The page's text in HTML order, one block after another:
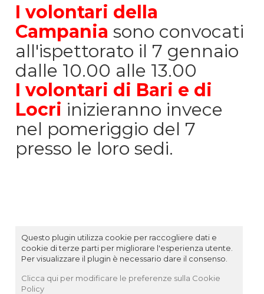
I volontari della
Campania sono convocati
all'ispettorato il 7 gennaio
dalle 10.00 alle 13.00
I volontari di Bari e di
Locri inizieranno invece
nel pomeriggio del 7
presso le loro sedi.
Questo plugin utilizza cookie per raccogliere dati e
cookie di terze parti per migliorare l'esperienza utente.
Per visualizzare il plugin è necessario dare il consenso.
Clicca qui per modificare le preferenze sulla Cookie
Policy